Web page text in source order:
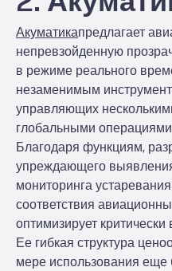
Акуматикапредлагает
непревзойденную
в режиме реального
незаменимым
управляющих
глобальными
Благодаря функциям,
упреждающего выявления
мониторинга
соответствия
оптимизирует
Ее гибкая структура
мере использования